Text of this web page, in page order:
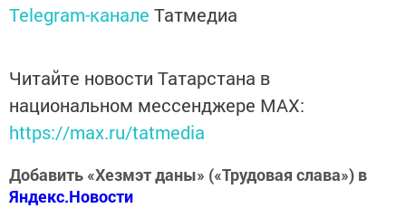
Telegram-канале Татмедиа
Читайте новости Татарстана в
национальном мессенджере MАХ:
https://max.ru/tatmedia
Добавить «Хезмэт даны» («Трудовая слава») в
Яндекс.Новости